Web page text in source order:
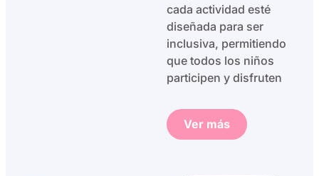
cada actividad esté
diseñada para ser
inclusiva, permitiendo
que todos los niños
participen y disfruten
Ver más